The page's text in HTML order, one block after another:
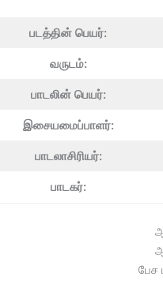
படத்தின் பெயர்:
வருடம்:
பாடலின் பெயர்:
இசையமைப்பாளர்:
பாடலாசிரியர்:
பாடகர்:
பேச